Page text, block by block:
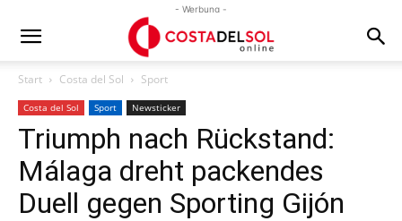
- Werbung -
Start Costa del Sol Sport
Costa del Sol Sport Newsticker
Triumph nach Rückstand:
Málaga dreht packendes
Duell gegen Sporting Gijón